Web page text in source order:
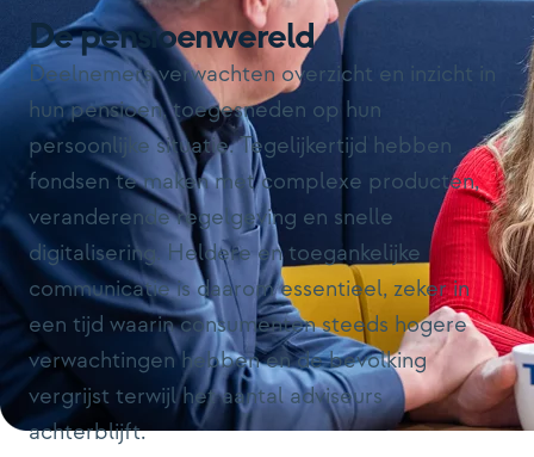
De pensioenwereld
Deelnemers verwachten overzicht en inzicht in
hun pensioen, toegesneden op hun
persoonlijke situatie. Tegelijkertijd hebben
fondsen te maken met complexe producten,
veranderende regelgeving en snelle
digitalisering. Heldere en toegankelijke
communicatie is daarom essentieel, zeker in
een tijd waarin consumenten steeds hogere
verwachtingen hebben en de bevolking
vergrijst terwijl het aantal adviseurs
achterblijft.